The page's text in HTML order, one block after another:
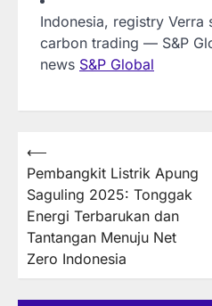
Indonesia, registry Verra
carbon trading — S&P
news S&P Global
Post
navigation
⟵
Pembangkit Listrik Apung
Saguling 2025: Tonggak
Energi Terbarukan dan
Tantangan Menuju Net
Zero Indonesia